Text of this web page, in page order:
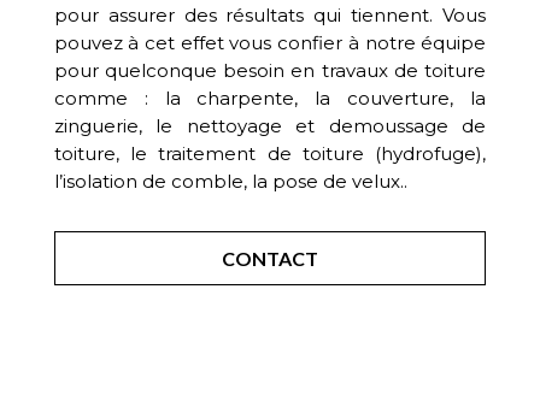
pour assurer des résultats qui tiennent. Vous
pouvez à cet effet vous confier à notre équipe
pour quelconque besoin en travaux de toiture
comme : la charpente, la couverture, la
zinguerie, le nettoyage et demoussage de
toiture, le traitement de toiture (hydrofuge),
l’isolation de comble, la pose de velux..
CONTACT